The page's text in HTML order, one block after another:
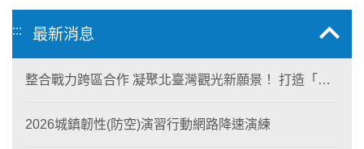
::: 最新消息
整合戰力跨區合作 凝聚北臺灣觀光新願景！ 打造「生
2026城鎮韌性(防空)演習行動網路降速演練